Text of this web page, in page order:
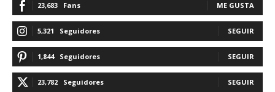
23,683 Fans ME GUSTA
5,321 Seguidores SEGUIR
1,844 Seguidores SEGUIR
23,782 Seguidores SEGUIR